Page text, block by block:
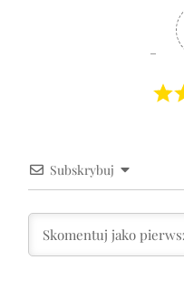
Subskrybuj